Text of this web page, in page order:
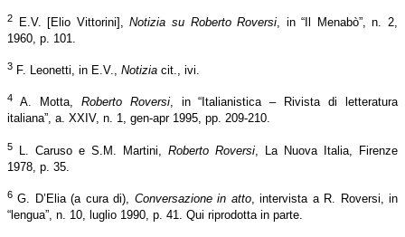
2 E.V. [Elio Vittorini],Notizia su Roberto Roversi , in “Il Menabò”, n. 2,
1960, p. 101.
3 F. Leonetti, in E.V., Notizia cit., ivi.
4 A. Motta, Roberto Roversi, in “Italianistica – Rivista di letteratura
italiana”, a. XXIV, n. 1, gen-apr 1995, pp. 209-210.
5 L. Caruso e S.M. Martini, Roberto Roversi , La Nuova Italia, Firenze
1978, p. 35.
6 G. D’Elia (a cura di), Conversazione in atto, intervista a R. Roversi, in
“lengua”, n. 10, luglio 1990, p. 41. Qui riprodotta in parte.